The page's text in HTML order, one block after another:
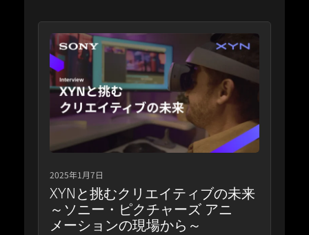
2025年1月7日
XYNと挑むクリエイティブの未来
～ソニー・ピクチャーズ アニ
メーションの現場から～